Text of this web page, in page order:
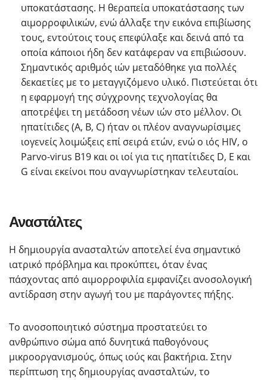
υποκατάστασης. Η θεραπεία υποκατάστασης των
αιμορροφιλικών, ενώ άλλαξε την εικόνα επιβίωσης
τους, εντούτοις τους επεφύλαξε και δεινά από τα
οποία κάποιοι ήδη δεν κατάφεραν να επιβιώσουν.
Σημαντικός αριθμός ιών μεταδόθηκε για πολλές
δεκαετίες με το μεταγγιζόμενο υλικό. Πιστεύεται ότι
η εφαρμογή της σύγχρονης τεχνολογίας θα
αποτρέψει τη μετάδοση νέων ιών στο μέλλον. Οι
ηπατίτιδες (Α, Β, C) ήταν οι πλέον αναγνωρίσιμες
ιογενείς λοιμώξεις επί σειρά ετών, ενώ ο ιός HIV, ο
Parvo-virus B19 και οι ιοί για τις ηπατίτιδες D, E και
G είναι εκείνοι που αναγνωρίστηκαν τελευταίοι.
Αναστάλτες
Η δημιουργία ανασταλτών αποτελεί ένα σημαντικό
ιατρικό πρόβλημα και προκύπτει, όταν ένας
πάσχοντας από αιμορροφιλία εμφανίζει ανοσολογική
αντίδραση στην αγωγή του με παράγοντες πήξης.
Το ανοσοποιητικό σύστημα προστατεύει το
ανθρώπινο σώμα από δυνητικά παθογόνους
μικροοργανισμούς, όπως ιούς και βακτήρια. Στην
περίπτωση της δημιουργίας ανασταλτών, το